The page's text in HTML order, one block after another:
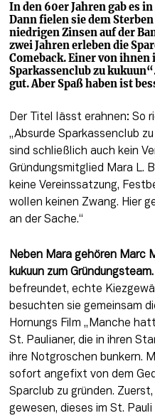
In den 60er Jahren gab es
Dann fielen sie dem
niedrigen Zinsen auf der
zwei Jahren erleben die
Comeback. Einer von ihnen
Sparkassenclub zu
gut. Aber Spaß haben ist
Der Titel lässt erahnen: So
„Absurde Sparkassenclub
sind schließlich auch kein
Gründungsmitglied Mara L.
keine Vereinssatzung,
wollen keinen Zwang. Hier
an der Sache.“
Neben Mara gehören Marc
kukuun zum Gründungsteam.
befreundet, echte
besuchten sie gemeinsam
Hornungs Film „Manche
St. Paulianer, die in ihren
ihre Notgroschen bunkern.
sofort angefixt von dem
Sparclub zu gründen.
gewesen, dieses im St.